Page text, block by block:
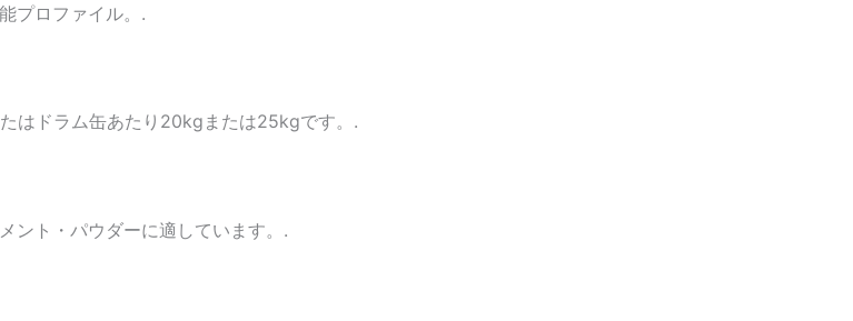
プロファイル。.
はドラム缶あたり20kgまたは25kgです。.
ント・パウダーに適しています。.